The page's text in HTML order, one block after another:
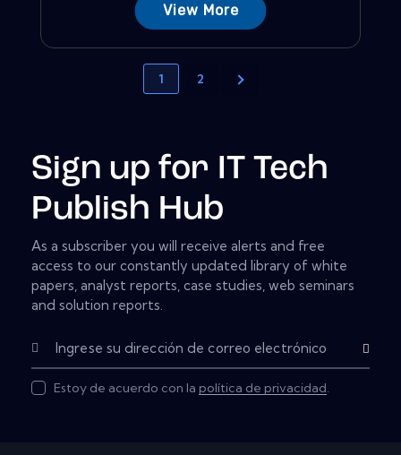
View More
1 2
Sign up for IT Tech
Publish Hub
As a subscriber you will receive alerts and free
access to our constantly updated library of white
papers, analyst reports, case studies, web seminars
and solution reports.
Subscribe
Estoy de acuerdo con la política de privacidad.